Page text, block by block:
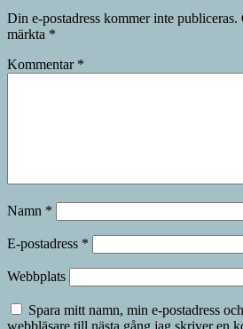
Din e-postadress kommer inte publiceras.
märkta *
Kommentar *
Namn *
E-postadress *
Webbplats
Spara mitt namn, min e-postadress